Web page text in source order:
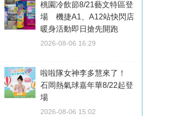
桃園冷飲節8/21藝文特區登
場 機捷A1、A12站快閃店
暖身活動即日搶先開跑
2026-08-06 16:29
啦啦隊女神李多慧來了！
石岡熱氣球嘉年華8/22起登
場
2026-08-06 15:02